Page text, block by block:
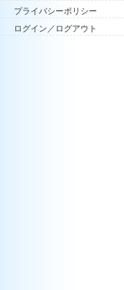
プライバシーポリシー
ログイン／ログアウト